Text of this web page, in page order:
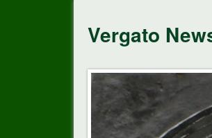
Vergato